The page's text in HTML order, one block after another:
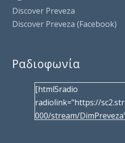
Discover Preveza
Discover Preveza (Facebook)
Ραδιοφωνία
[html5radio
radiolink="https://
000/stream/